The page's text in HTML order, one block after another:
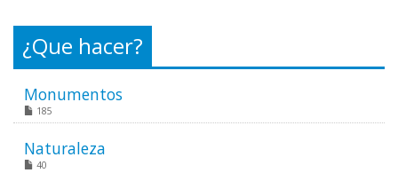
¿Que hacer?
Monumentos
185
Naturaleza
40